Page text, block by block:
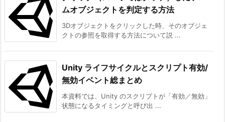
ムオブジェクトを判定する方法
3Dオブジェクトをクリックした時、そのオブジェ
クトの参照を取得する方法について説 ...
Unity ライフサイクルとスクリプト有効/
無効イベント総まとめ
本資料では、Unity のスクリプトが「有効／無効」
状態になるタイミングと呼び出 ...